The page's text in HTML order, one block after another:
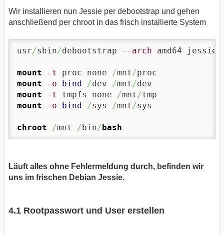
Wir installieren nun Jessie per debootstrap und gehen
anschließend per chroot in das frisch installierte System
usr/sbin/debootstrap --arch amd64 jessie
mount -t proc none /mnt /
mount
-o bind /dev /mnt /
mount
-t tmpfs none /mnt /
mount
-o bind /sys /mnt /sys
chroot /mnt /bin/bash
Läuft alles ohne Fehlermeldung durch, befinden wir
uns im frischen Debian Jessie.
4.1 Rootpasswort und User erstellen